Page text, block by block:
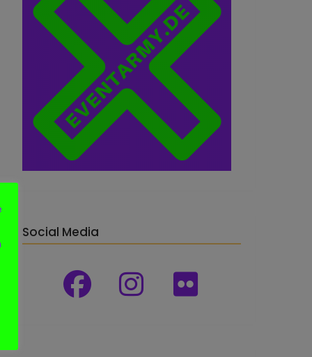
Social Media